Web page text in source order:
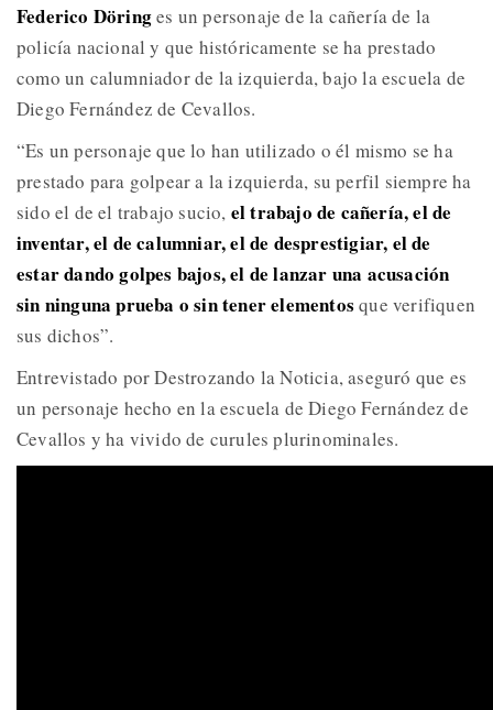
Federico Döringes un personaje de la cañería de la
policía nacional y que históricamente se ha prestado
como un calumniador de la izquierda, bajo la escuela de
Diego Fernández de Cevallos.
“Es un personaje que lo han utilizado o él mismo se ha
prestado para golpear a la izquierda, su perfil siempre ha
sido el de el trabajo sucio, el trabajo de cañería, el de
inventar, el de calumniar, el de desprestigiar, el de
estar dando golpes bajos, el de lanzar una acusación
sin ninguna prueba o sin tener elementos que verifiquen
sus dichos”.
Entrevistado por Destrozando la Noticia, aseguró que es
un personaje hecho en la escuela de Diego Fernández de
Cevallos y ha vivido de curules plurinominales.